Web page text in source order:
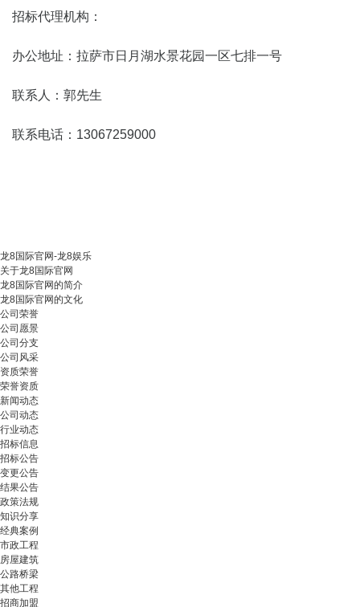
招标代理机构：
办公地址：拉萨市日月湖水景花园一区七排一号
联系人：郭先生
联系电话：13067259000
龙8国际官网-龙8娱乐
关于龙8国际官网
龙8国际官网的简介
龙8国际官网的文化
公司荣誉
公司愿景
公司分支
公司风采
资质荣誉
荣誉资质
新闻动态
公司动态
行业动态
招标信息
招标公告
变更公告
结果公告
政策法规
知识分享
经典案例
市政工程
房屋建筑
公路桥梁
其他工程
招商加盟